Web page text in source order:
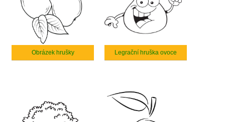
Obrázek hrušky Legrační hruška ovoce